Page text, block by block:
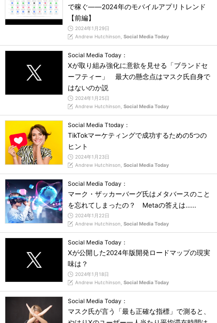
で稼ぐ――2024年のモバイルアプリトレンド
【前編】
2024年1月29日
Andrew Hutchinson, Social Media Today
Social Media Today：
Xが取り組み強化に意欲を見せる「ブランドセ
ーフティー」 最大の懸念点はマスク氏自身で
はないのか説
2024年1月25日
Andrew Hutchinson, Social Media Today
Social Media Ttoday：
TikTokマーケティングで成功するための5つの
ヒント
2024年1月23日
Andrew Hutchinson, Social Media Today
Social Media Today：
マーク・ザッカーバーグ氏はメタバースのこと
を忘れてしまったの？ Metaの答えは……
2024年1月22日
Andrew Hutchinson, Social Media Today
Social Media Today：
Xが公開した2024年版開発ロードマップの現実
味は？
2024年1月18日
Andrew Hutchinson, Social Media Today
Social Media Today：
マスク氏が言う「最も正確な指標」で測ると、